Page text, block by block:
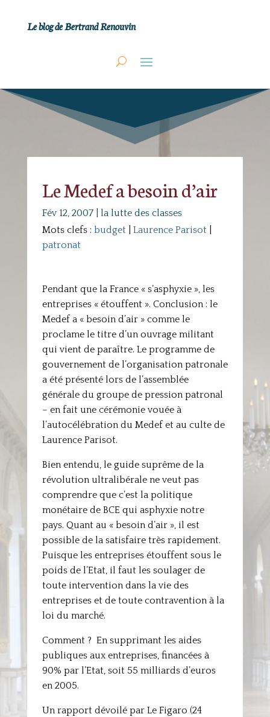
Le blog de Bertrand Renouvin
Le Medef a besoin d’air
Fév 12, 2007| la lutte des classes
Mots clefs : budget| Laurence Parisot|
patronat
Pendant que la France « s’asphyxie », les
entreprises « étouffent ». Conclusion : le
Medef a « besoin d’air » comme le
proclame le titre d’un ouvrage militant
qui vient de paraître. Le programme de
gouvernement de l’organisation patronale
a été présenté lors de l’assemblée
générale du groupe de pression patronal
– en fait une cérémonie vouée à
l’autocélébration du Medef et au culte de
Laurence Parisot.
Bien entendu, le guide suprême de la
révolution ultralibérale ne veut pas
comprendre que c’est la politique
monétaire de BCE qui asphyxie notre
pays. Quant au « besoin d’air », il est
possible de la satisfaire très rapidement.
Puisque les entreprises étouffent sous le
poids de l’Etat, il faut les soulager de
toute intervention dans la vie des
entreprises et de toute contravention à la
loi du marché.
Comment ? En supprimant les aides
publiques aux entreprises, financées à
90% par l’Etat, soit 55 milliards d’euros
en 2005.
Un rapport dévoilé par Le Figaro (24